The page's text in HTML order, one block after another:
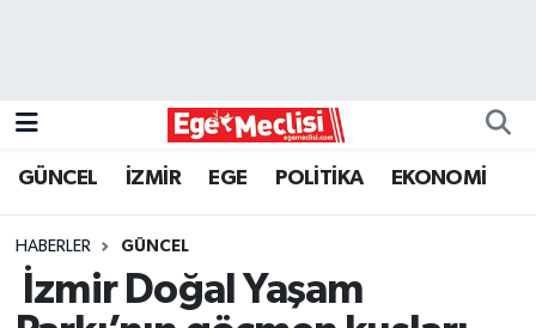
GÜNCEL İZMİR EGE POLİTİKA EKONOMİ
HABERLER GÜNCEL
İzmir Doğal Yaşam
GÜNCEL
İZMİR